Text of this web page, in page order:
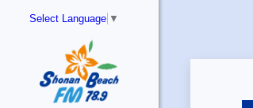
Select Language ▼